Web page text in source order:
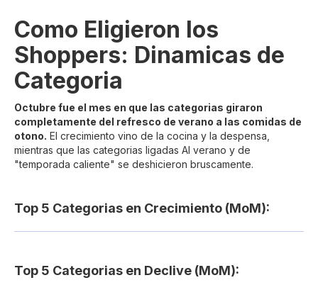
Como Eligieron los
Shoppers: Dinamicas de
Categoria
Octubre fue el mes en que las categorias giraron
completamente del refresco de verano a las comidas de
otono. El crecimiento vino de la cocina y la despensa,
mientras que las categorias ligadas AI verano y de
"temporada caliente" se deshicieron bruscamente.
Top 5 Categorias en Crecimiento (MoM):
Top 5 Categorias en Declive (MoM):